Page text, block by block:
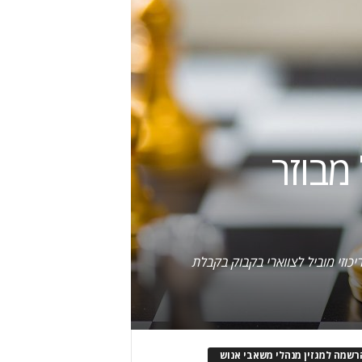
מבוזר
מוביל לצווארי בקבוק בקבלת
למגזין מנהלי משאבי אנוש